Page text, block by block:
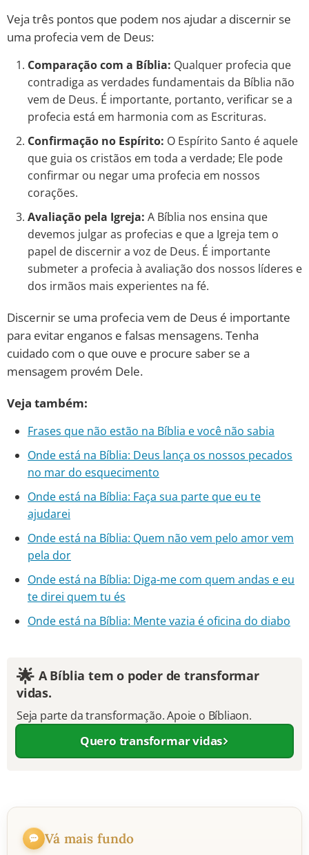
Veja três pontos que podem nos ajudar a discernir se
uma profecia vem de Deus:
Comparação com a Bíblia: Qualquer profecia que
contradiga as verdades fundamentais da Bíblia não
vem de Deus. É importante, portanto, verificar se a
profecia está em harmonia com as Escrituras.
Confirmação no Espírito: O Espírito Santo é aquele
que guia os cristãos em toda a verdade; Ele pode
confirmar ou negar uma profecia em nossos
corações.
Avaliação pela Igreja: A Bíblia nos ensina que
devemos julgar as profecias e que a Igreja tem o
papel de discernir a voz de Deus. É importante
submeter a profecia à avaliação dos nossos líderes e
dos irmãos mais experientes na fé.
Discernir se uma profecia vem de Deus é importante
para evitar enganos e falsas mensagens. Tenha
cuidado com o que ouve e procure saber se a
mensagem provém Dele.
Veja também:
Frases que não estão na Bíblia e você não sabia
Onde está na Bíblia: Deus lança os nossos pecados
no mar do esquecimento
Onde está na Bíblia: Faça sua parte que eu te
ajudarei
Onde está na Bíblia: Quem não vem pelo amor vem
pela dor
Onde está na Bíblia: Diga-me com quem andas e eu
te direi quem tu és
Onde está na Bíblia: Mente vazia é oficina do diabo
🌟 A Bíblia tem o poder de transformar
vidas.
Seja parte da transformação. Apoie o Bíbliaon.
Quero transformar vidas
Vá mais fundo